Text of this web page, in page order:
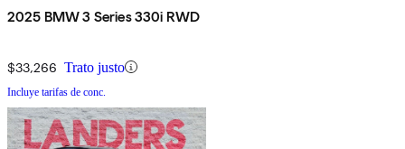
2025 BMW 3 Series 330i RWD
$33,266 Trato justo
Incluye tarifas de conc.